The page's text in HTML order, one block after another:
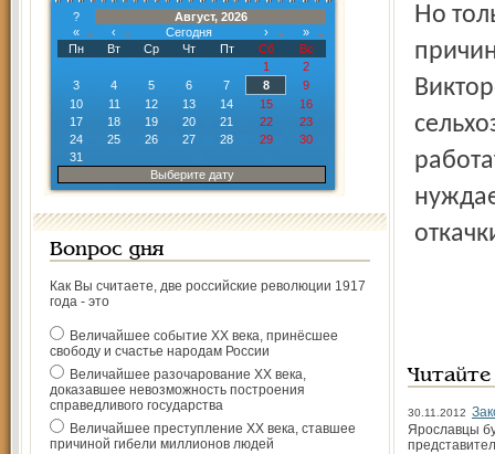
?
Август, 2026
«
‹ Сегодня ›
»
Пн
Вт Ср Чт Пт Сб
Вс
1
2
3
4 5 6 7 8
9
10
11 12 13 14 15
16
17
18 19 20 21 22
23
24
25 26 27 28 29
30
31
Выберите дату
Вопрос дня
Как Вы считаете, две российские революции 1917
года - это
Величайшее событие ХХ века, принёсшее
свободу и счастье народам России
Величайшее разочарование ХХ века,
доказавшее невозможность построения
справедливого государства
Величайшее преступление ХХ века, ставшее
причиной гибели миллионов людей
Но только ли подобная бесхозяйственность стала
30.11.2012
Ярославцы